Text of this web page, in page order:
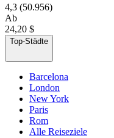
4,3 (50.956)
Ab
24,20 $
Top-Städte
Barcelona
London
New York
Paris
Rom
Alle Reiseziele